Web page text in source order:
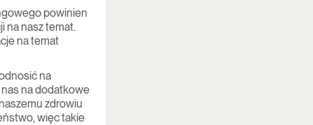
powinien
na nasz temat.
na temat
na
na dodatkowe
zdrowiu
więc takie